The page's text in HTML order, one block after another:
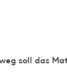
soll das